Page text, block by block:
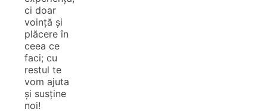
ci doar
voință și
plăcere în
ceea ce
faci; cu
restul te
vom ajuta
și susține
noi!